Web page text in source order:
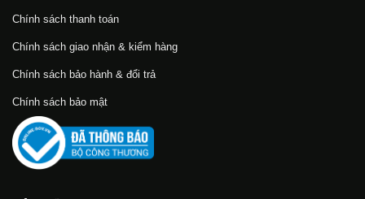
Chính sách thanh toán
Chính sách giao nhận & kiểm hàng
Chính sách bảo hành & đổi trả
Chính sách bảo mật